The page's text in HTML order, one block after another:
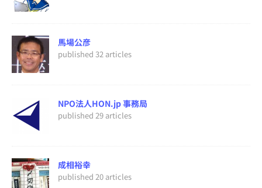
馬場公彦
published 32 articles
NPO法人HON.jp 事務局
published 29 articles
成相裕幸
published 20 articles